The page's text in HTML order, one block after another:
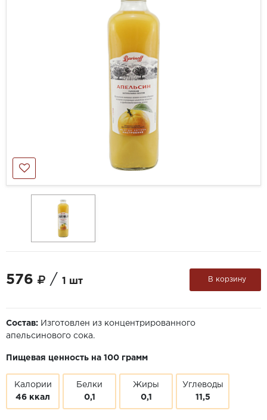
576 / 1 шт В корзину
Состав: Изготовлен из концентрированного
апельсинового сока.
Пищевая ценность на 100 грамм
Калории
46 ккал
Белки
0,1
Жиры
0,1
Углеводы
11,5